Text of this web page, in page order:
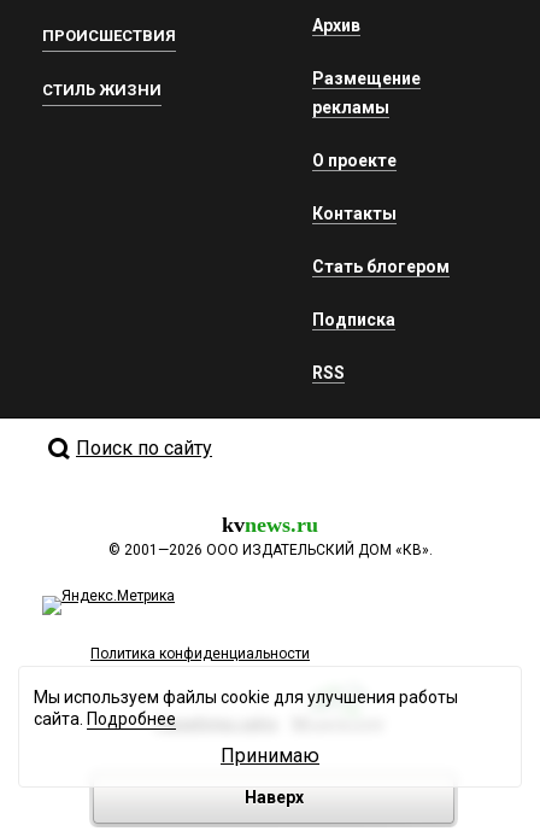
ПРОИСШЕСТВИЯ
СТИЛЬ ЖИЗНИ
Архив
Размещение
рекламы
О проекте
Контакты
Стать блогером
Подписка
RSS
Поиск по сайту
kvnews.ru
© 2001—2026 ООО ИЗДАТЕЛЬСКИЙ ДОМ «КВ».
Политика конфиденциальности
Разработка сайта
Наверх
Мы используем файлы cookie для улучшения работы
сайта. Подробнее
Принимаю